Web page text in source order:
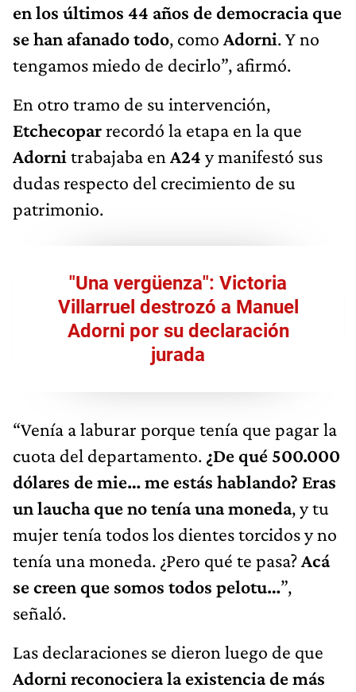
en los últimos 44 años de democracia que
se han afanado todo, como Adorni. Y no
tengamos miedo de decirlo”, afirmó.
En otro tramo de su intervención,
Etchecoparrecordó la etapa en la que
Adorni trabajaba en A24 y manifestó sus
dudas respecto del crecimiento de su
patrimonio.
"Una vergüenza": Victoria
Villarruel destrozó a Manuel
Adorni por su declaración
jurada
“Venía a laburar porque tenía que pagar la
cuota del departamento. ¿De qué 500.000
dólares de mie… me estás hablando? Eras
un laucha que no tenía una moneda, y tu
mujer tenía todos los dientes torcidos y no
tenía una moneda. ¿Pero qué te pasa?Acá
se creen que somos todos pelotu…”,
señaló.
Las declaraciones se dieron luego de que
Adorni reconociera la existencia de más